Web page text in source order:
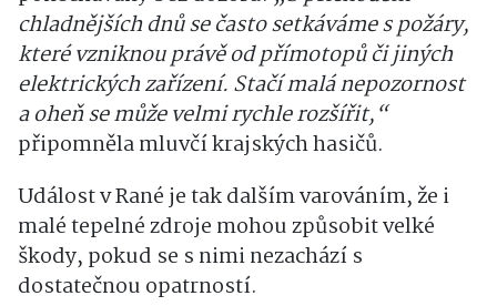
chladnějších dnů se často setkáváme s požáry,
které vzniknou právě od přímotopů či jiných
elektrických zařízení. Stačí malá nepozornost
a oheň se může velmi rychle rozšířit,“
připomněla mluvčí krajských hasičů.
Událost v Rané je tak dalším varováním, že i
malé tepelné zdroje mohou způsobit velké
škody, pokud se s nimi nezachází s
dostatečnou opatrností.